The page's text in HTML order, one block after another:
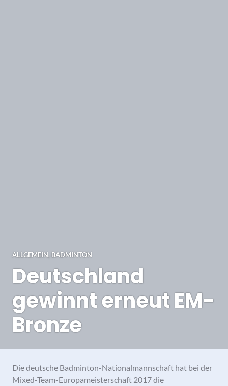
ALLGEMEIN, BADMINTON
Deutschland
gewinnt erneut EM-
Bronze
Die deutsche Badminton-Nationalmannschaft hat bei der
Mixed-Team-Europameisterschaft 2017 die